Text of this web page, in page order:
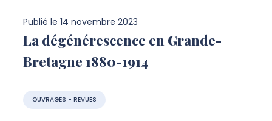
Publié le 14 novembre 2023
La dégénérescence en Grande-
Bretagne 1880-1914
OUVRAGES - REVUES